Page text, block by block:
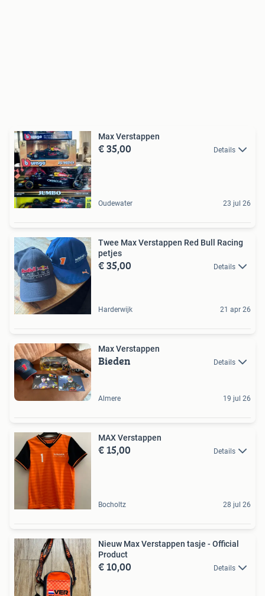
Max Verstappen
€ 35,00 Details
Oudewater 23 jul 26
Twee Max Verstappen Red Bull Racing
petjes
€ 35,00 Details
Harderwijk 21 apr 26
Max Verstappen
Bieden Details
Almere 19 jul 26
MAX Verstappen
€ 15,00 Details
Bocholtz 28 jul 26
Nieuw Max Verstappen tasje - Official
Product
€ 10,00 Details